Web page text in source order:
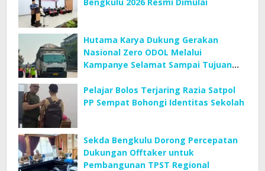
Hutama Karya Dukung Gerakan
Nasional Zero ODOL Melalui
Kampanye Selamat Sampai Tujuan
Pelajar Bolos Terjaring Razia Satpol
PP Sempat Bohongi Identitas Sekolah
Sekda Bengkulu Dorong Percepatan
Dukungan Offtaker untuk
Pembangunan TPST Regional